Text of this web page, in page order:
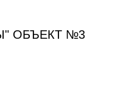
ОБЪЕКТ №3